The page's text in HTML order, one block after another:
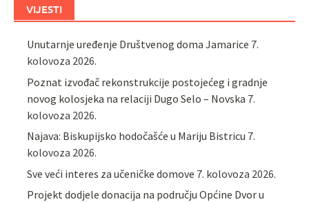
VIJESTI
Unutarnje uređenje Društvenog doma Jamarice 7.
kolovoza 2026.
Poznat izvođač rekonstrukcije postojećeg i gradnje
novog kolosjeka na relaciji Dugo Selo – Novska 7.
kolovoza 2026.
Najava: Biskupijsko hodočašće u Mariju Bistricu 7.
kolovoza 2026.
Sve veći interes za učeničke domove 7. kolovoza 2026.
Projekt dodjele donacija na području Općine Dvor u